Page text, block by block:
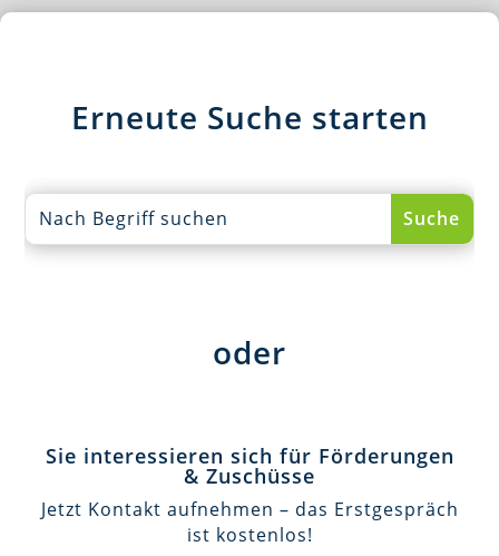
Erneute Suche starten
oder
Sie interessieren sich für Förderungen
& Zuschüsse
Jetzt Kontakt aufnehmen – das Erstgespräch
ist kostenlos!